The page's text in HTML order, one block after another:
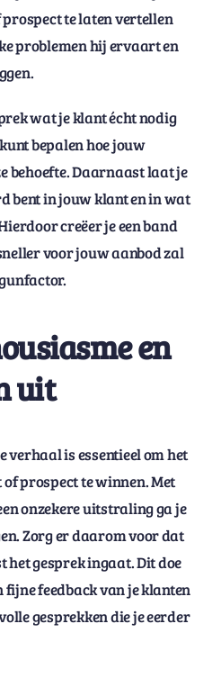
te laten vertellen
problemen hij ervaart en
wat je klant écht nodig
bepalen hoe jouw
behoefte. Daarnaast laat je
bent in jouw klant en in wat
creëer je een band
voor jouw aanbod zal
en
uit
verhaal is essentieel om het
prospect te winnen. Met
onzekere uitstraling ga je
Zorg er daarom voor dat
het gesprek ingaat. Dit doe
feedback van je klanten
gesprekken die je eerder